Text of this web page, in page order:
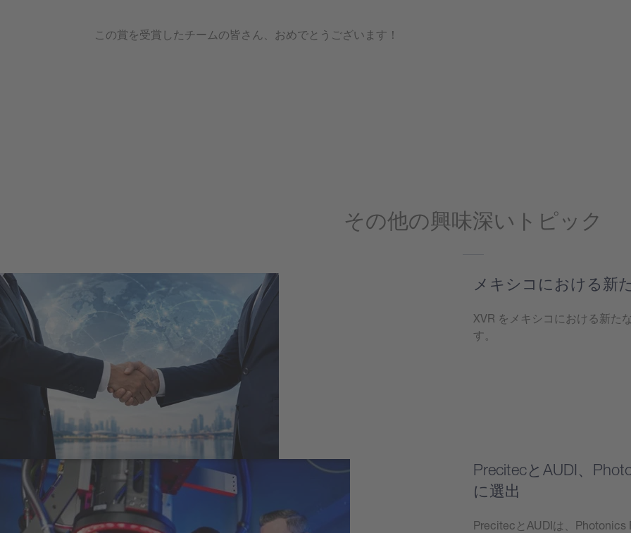
この賞を受賞したチームの皆さん、おめでとうございます！
その他の興味深いトピック
メキシコにおける新
XVR をメキシコにおける新た
す。
PrecitecとAUDI、
に選出
PrecitecとAUDIは、Photonics